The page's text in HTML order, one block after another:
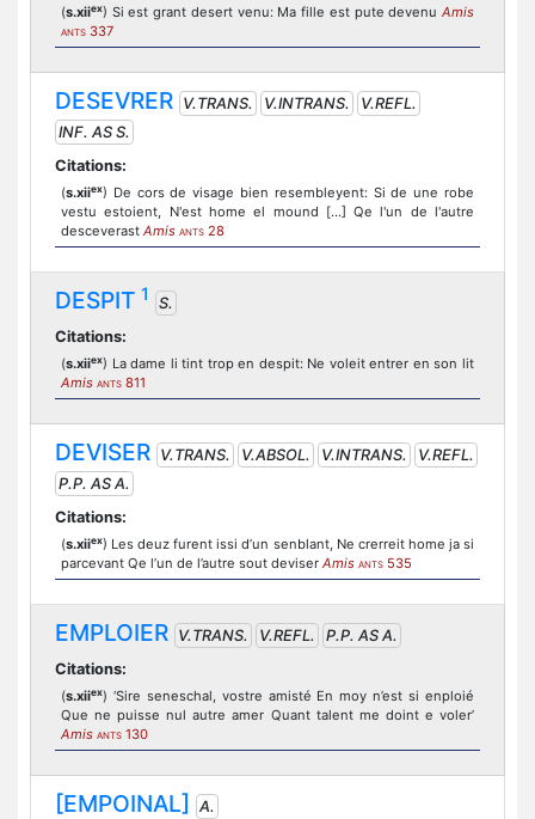
(s.xiiex) Si est grant desert venu: Ma fille est pute devenu Amis
ANTS 337
DESEVRER V.TRANS. V.INTRANS.
V.REFL.
INF. AS S.
Citations:
(s.xiiex) De cors de visage bien resembleyent: Si de une robe
vestu estoient, N'est home el mound [...] Qe l'un de l'autre
desceverast Amis ANTS 28
DESPIT 1
S.
Citations:
(s.xiiex) La dame li tint trop en despit: Ne voleit entrer en son lit
Amis ANTS 811
DEVISER V.TRANS. V.ABSOL. V.INTRANS.
V.REFL.
P.P. AS A.
Citations:
(s.xiiex) Les deuz furent issi d’un senblant, Ne crerreit home ja si
parcevant Qe l’un de l’autre sout deviser Amis ANTS 535
EMPLOIER V.TRANS. V.REFL.
P.P. AS A.
Citations:
(s.xiiex) ‘Sire seneschal, vostre amisté En moy n’est si enploié
Que ne puisse nul autre amer Quant talent me doint e voler’
Amis ANTS 130
[EMPOINAL]
A.